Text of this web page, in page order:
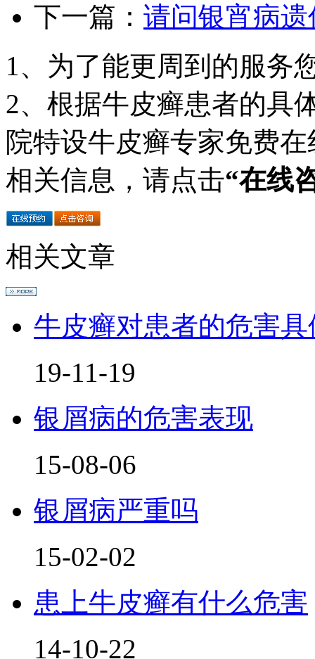
下一篇： 请问银宵病遗
1、为了能更周到的服务
2、根据牛皮癣患者的具
院特设牛皮癣专家免费
相关信息，请点击“在线
相关文章
牛皮癣对患者的危害
19-11-19
银屑病的危害表现
15-08-06
银屑病严重吗
15-02-02
患上牛皮癣有什么危害
14-10-22